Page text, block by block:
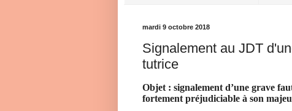
mardi 9 octobre 2018
Signalement au JDT
tutrice
Objet : signalement d’une grave
fortement préjudiciable à son